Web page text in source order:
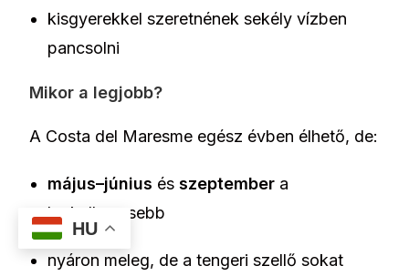
kisgyerekkel szeretnének sekély vízben
pancsolni
Mikor a legjobb?
A Costa del Maresme egész évben élhető, de:
május–június ésszeptember a
legkellemesebb
nyáron meleg, de a tengeri szellő sokat
HU